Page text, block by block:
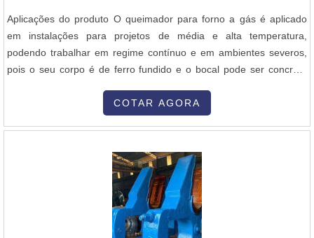
Aplicações do produto O queimador para forno a gás é aplicado
em instalações para projetos de média e alta temperatura,
podendo trabalhar em regime contínuo e em ambientes severos,
pois o seu corpo é de ferro fundido e o bocal pode ser concreto
de qualidade e está dentro das normas ABNT 12.313 que
COTAR AGORA